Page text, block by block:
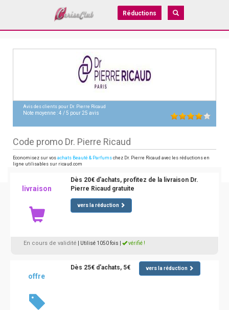
Réductions
Avis des clients pour Dr. Pierre Ricaud
Note moyenne :4 /5 pour25 avis
Code promo Dr. Pierre Ricaud
Economisez sur vos achats Beauté & Parfums chez Dr. Pierre Ricaud avec les réductions en
ligne utilisables sur ricaud.com
livraison
Dès 20€ d'achats, profitez de la livraison Dr.
Pierre Ricaud gratuite
vers la réduction
En cours de validité | Utilisé 1050 fois vérifié !
offre
Dès 25€ d'achats, 5€ vers la réduction